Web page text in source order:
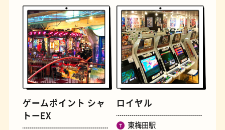
ジェラート
ゲームポイント シャ
トーEX
ロイヤル
東梅田駅